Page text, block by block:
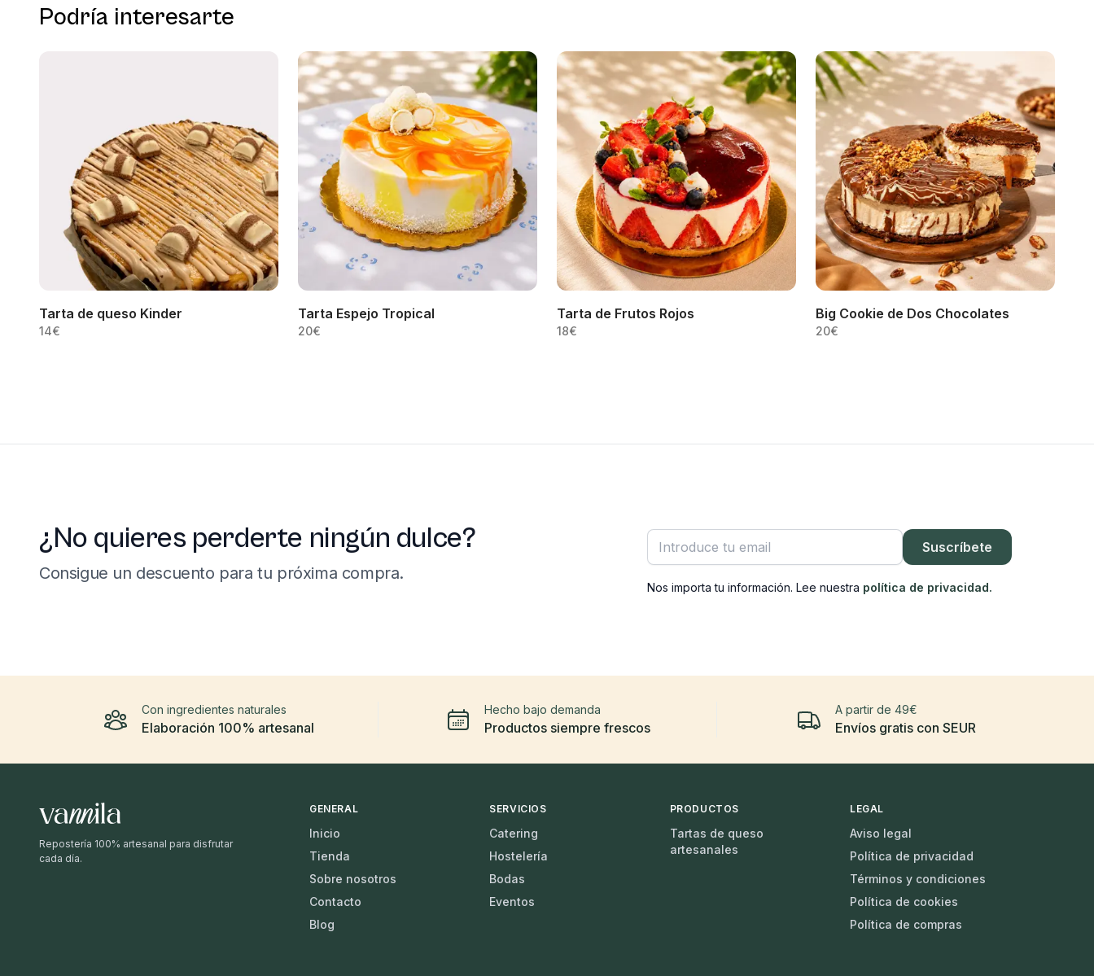
Podría interesarte
Tarta de queso Kinder
14€
Tarta Espejo Tropical
20€
Tarta de Frutos Rojos
18€
Big Cookie de Dos Chocolates
20€
¿No quieres perderte ningún dulce?
Consigue un descuento para tu próxima compra.
Correo electrónico
Suscríbete
Nos importa tu información. Lee nuestra política de privacidad.
Elaboración 100% artesanal
Con ingredientes naturales
Productos siempre frescos
Hecho bajo demanda
Envíos gratis con SEUR
A partir de 49€
Repostería 100% artesanal para disfrutar
cada día.
GENERAL
Inicio
Tienda
Sobre nosotros
Contacto
Blog
SERVICIOS
Catering
Hostelería
Bodas
Eventos
PRODUCTOS
Tartas de queso
artesanales
LEGAL
Aviso legal
Política de privacidad
Términos y condiciones
Política de cookies
Política de compras